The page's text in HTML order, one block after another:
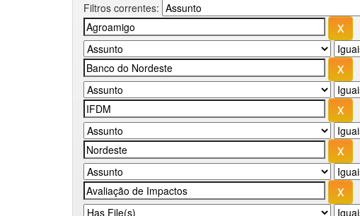
Filtros correntes: